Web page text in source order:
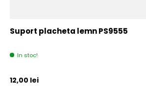
Suport placheta lemn PS9555
In stoc!
Pret initial
12,00 lei